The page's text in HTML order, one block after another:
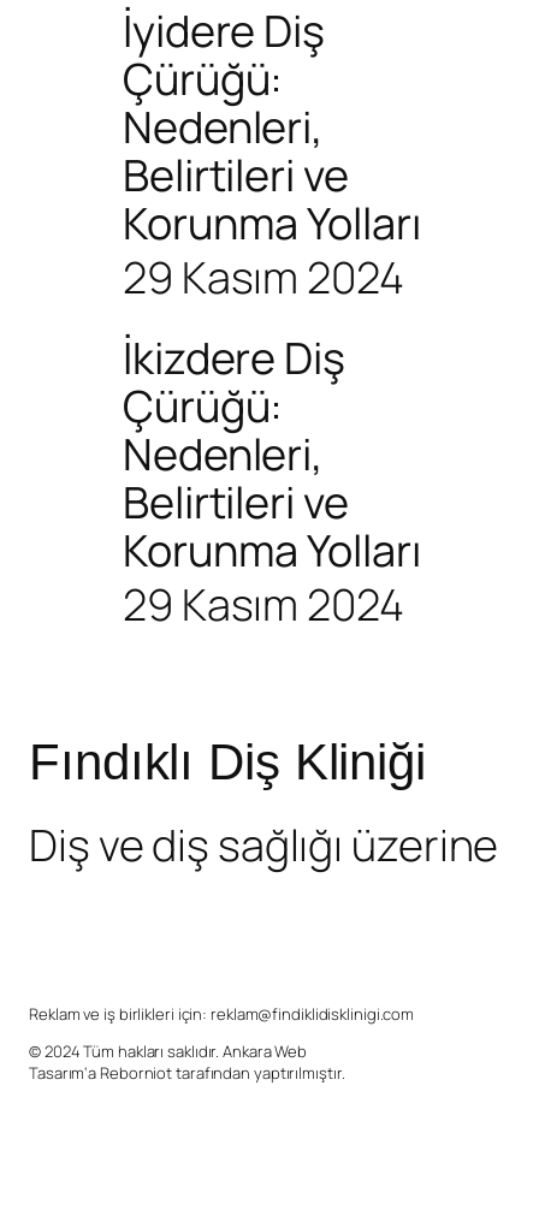
İyidere Diş
Çürüğü:
Nedenleri,
Belirtileri ve
Korunma Yolları
29 Kasım 2024
İkizdere Diş
Çürüğü:
Nedenleri,
Belirtileri ve
Korunma Yolları
29 Kasım 2024
Fındıklı Diş Kliniği
Diş ve diş sağlığı üzerine
Reklam ve iş birlikleri için: reklam@findiklidisklinigi.com
© 2024 Tüm hakları saklıdır.Ankara Web
Tasarım‘a Reborniottarafından yaptırılmıştır.